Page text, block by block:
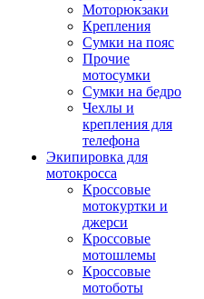
Моторюкзаки
Крепления
Сумки на пояс
Прочие
мотосумки
Сумки на бедро
Чехлы и
крепления для
телефона
Экипировка для
мотокросса
Кроссовые
мотокуртки и
джерси
Кроссовые
мотошлемы
Кроссовые
мотоботы